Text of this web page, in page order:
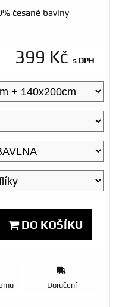
česané bavlny
399 Kč s DPH
DO KOŠÍKU
Doručení